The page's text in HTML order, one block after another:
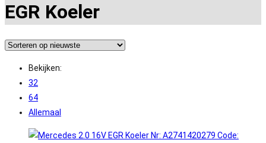
EGR Koeler
Bekijken:
32
64
Allemaal